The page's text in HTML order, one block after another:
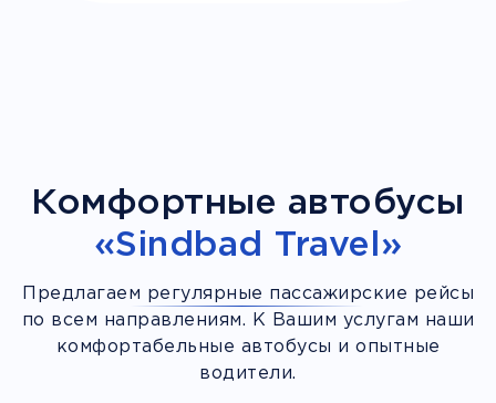
Комфортные автобусы
«Sindbad Travel»
Предлагаем регулярные пассажирские рейсы
по всем направлениям. К Вашим услугам наши
комфортабельные автобусы и опытные
водители.